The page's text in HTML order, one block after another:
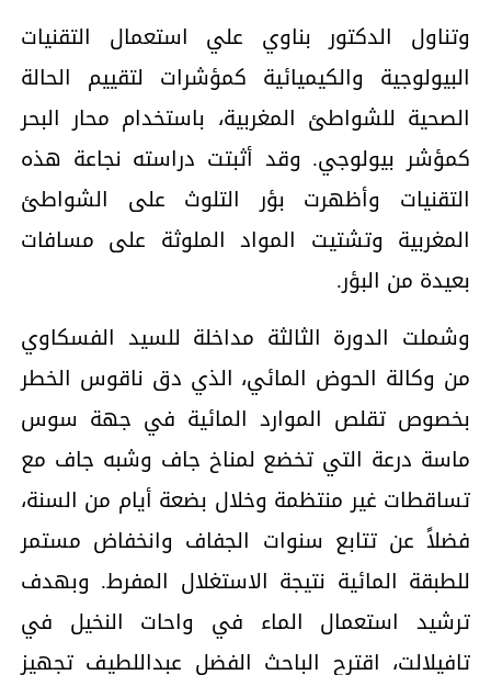
وتناول الدكتور بناوي علي استعمال التقنيات
البيولوجية والكيميائية كمؤشرات لتقييم الحالة
الصحية للشواطئ المغربية، باستخدام محار البحر
كمؤشر بيولوجي. وقد أثبتت دراسته نجاعة هذه
التقنيات وأظهرت بؤر التلوث على الشواطئ
المغربية وتشتيت المواد الملوثة على مسافات
بعيدة من البؤر.
وشملت الدورة الثالثة مداخلة للسيد الفسكاوي
من وكالة الحوض المائي، الذي دق ناقوس الخطر
بخصوص تقلص الموارد المائية في جهة سوس
ماسة درعة التي تخضع لمناخ جاف وشبه جاف مع
تساقطات غير منتظمة وخلال بضعة أيام من السنة،
فضلاً عن تتابع سنوات الجفاف وانخفاض مستمر
للطبقة المائية نتيجة الاستغلال المفرط. وبهدف
ترشيد استعمال الماء في واحات النخيل في
تافيلالت، اقترح الباحث الفضل عبداللطيف تجهيز